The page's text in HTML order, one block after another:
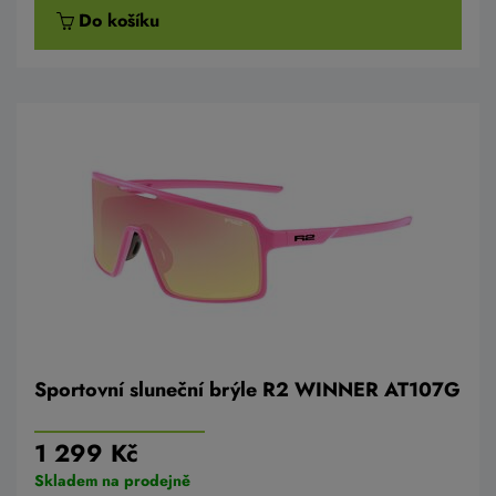
Do košíku
Sportovní sluneční brýle R2 WINNER AT107G
1 299 Kč
Skladem na prodejně